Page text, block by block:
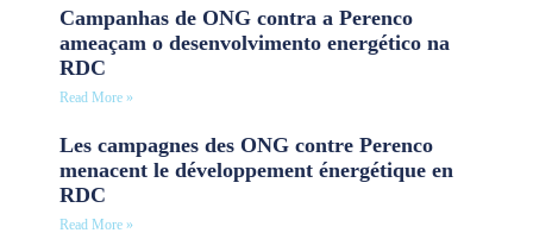
Campanhas de ONG contra a Perenco
ameaçam o desenvolvimento energético na
RDC
Read More »
Les campagnes des ONG contre Perenco
menacent le développement énergétique en
RDC
Read More »